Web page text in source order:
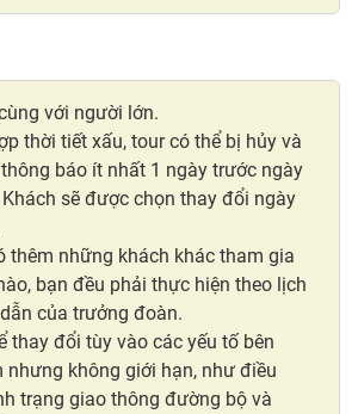
với người lớn.
thời tiết xấu, tour có thể bị hủy và
báo ít nhất 1 ngày trước ngày
sẽ được chọn thay đổi ngày
thêm những khách khác tham gia
bạn đều phải thực hiện theo lịch
của trưởng đoàn.
thay đổi tùy vào các yếu tố bên
nhưng không giới hạn, như điều
trạng giao thông đường bộ và